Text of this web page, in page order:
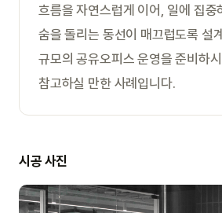
흐름을 자연스럽게 이어, 일에 집중
숨을 돌리는 동선이 매끄럽도록 설
규모의 공유오피스 운영을 준비하
참고하실 만한 사례입니다.
시공 사진